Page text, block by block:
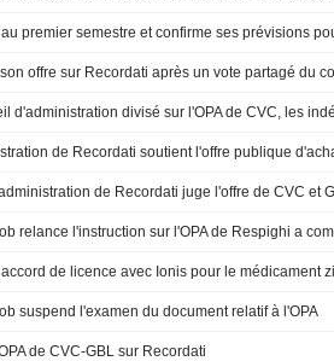
premier semestre et confirme ses prévisions
suspend l'examen du document relatif à l'OPA
de CVC-GBL sur Recordati